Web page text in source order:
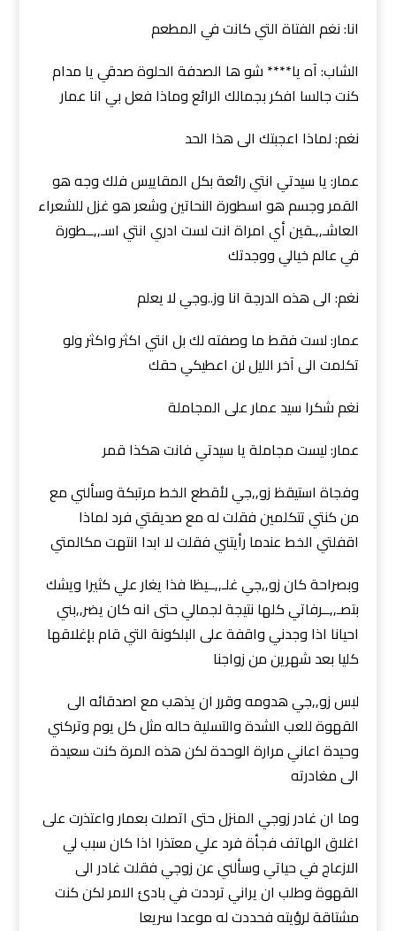
انا: نغم الفتاة التي كانت في المطعم
الشاب: آه يا**** شو ها الصدفة الحلوة صدقي يا مدام
كنت جالسا افكر بجمالك الرائع وماذا فعل بي انا عمار
نغم: لماذا اعجبتك الى هذا الحد
عمار: يا سيدتي انتي رائعة بكل المقاييس فلك وجه هو
القمر وجسم هو اسطورة النحاتين وشعر هو غزل للشعراء
العاشـ,,ـقين أي امراة انت لست ادري انتي اسـ,,ــطورة
في عالم خيالي ووجدتك
نغم: الى هذه الدرجة انا وز..وجي لا يعلم
عمار: لست فقط ما وصفته لك بل انتي اكثر واكثر ولو
تكلمت الى آخر الليل لن اعطيكي حقك
نغم شكرا سيد عمار على المجاملة
عمار: ليست مجاملة يا سيدتي فانت هكذا قمر
وفجاة استيقظ زو,,جي لأقطع الخط مرتبكة وسألني مع
من كنتي تتكلمين فقلت له مع صديقتي فرد لماذا
اقفلتي الخط عندما رأيتني فقلت لا ابدا انتهت مكالمتي
وبصراحة كان زو,,جي غلـ,,ــيظا فذا يغار علي كثيرا ويشك
بتصـ,,ــرفاتي كلها نتيجة لجمالي حتى انه كان يضر,,بني
احيانا اذا وجدني واقفة على البلكونة التي قام بإغلاقها
كليا بعد شهرين من زواجنا
لبس زو,,جي هدومه وقرر ان يذهب مع اصدقائه الى
القهوة للعب الشدة والتسلية حاله مثل كل يوم وتركني
وحيدة اعاني مرارة الوحدة لكن هذه المرة كنت سعيدة
الى مغادرته
وما ان غادر زوجي المنزل حتى اتصلت بعمار واعتذرت على
اغلاق الهاتف فجأة فرد علي معتذرا اذا كان سبب لي
الازعاج في حياتي وسألني عن زوجي فقلت غادر الى
القهوة وطلب ان يراني ترددت في بادئ الامر لكن كنت
مشتاقة لرؤيته فحددت له موعدا سريعا